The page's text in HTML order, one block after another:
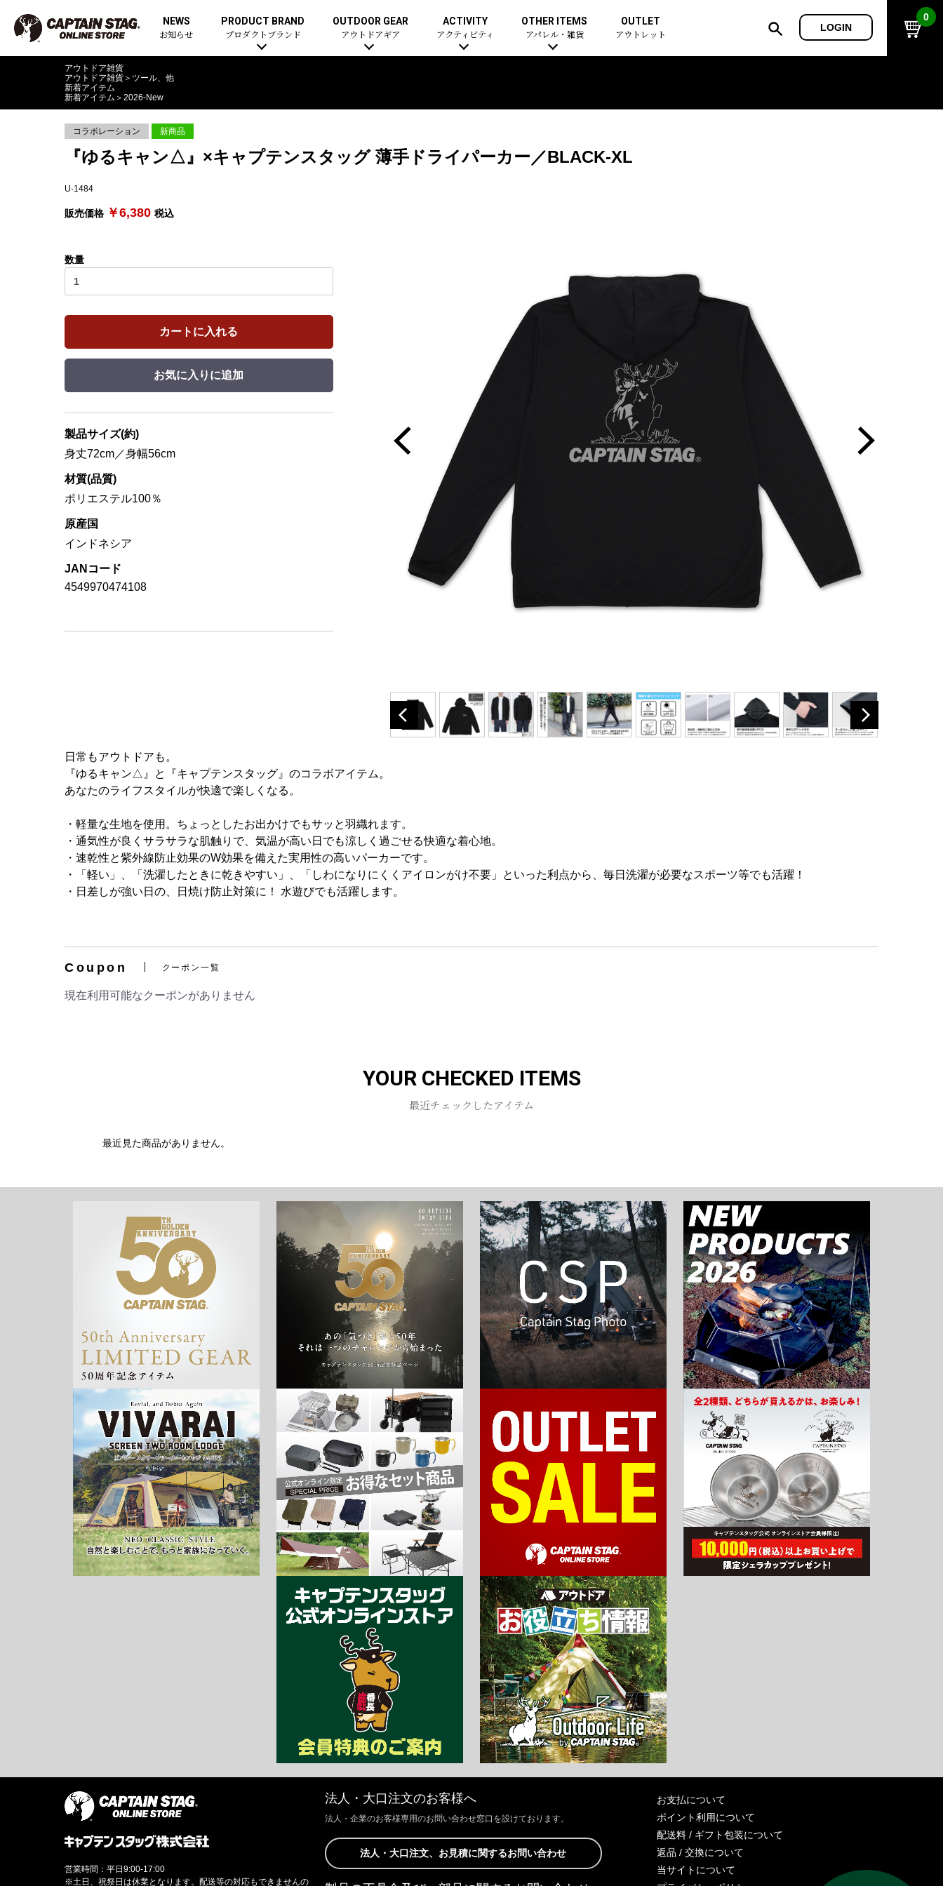
NEWS
お知らせ
PRODUCT BRAND
プロダクトブランド
OUTDOOR GEAR
アウトドアギア
ACTIVITY
アクティビティ
OTHER ITEMS
アパレル・雑貨
OUTLET
アウトレット
LOGIN
0
アウトドア雑貨
アウトドア雑貨 ＞ ツール、他
新着アイテム
新着アイテム ＞ 2026-New
コラボレーション 新商品
『ゆるキャン△』×キャプテンスタッグ 薄手ドライパーカー／BLACK-XL
U-1484
販売価格 ￥6,380 税込
数量
カートに入れる
お気に入りに追加
製品サイズ(約)
身丈72cm／身幅56cm
材質(品質)
ポリエステル100％
原産国
インドネシア
JANコード
4549970474108
日常もアウトドアも。
『ゆるキャン△』と『キャプテンスタッグ』のコラボアイテム。
あなたのライフスタイルが快適で楽しくなる。
・軽量な生地を使用。ちょっとしたお出かけでもサッと羽織れます。
・通気性が良くサラサラな肌触りで、気温が高い日でも涼しく過ごせる快適な着心地。
・速乾性と紫外線防止効果のW効果を備えた実用性の高いパーカーです。
・「軽い」、「洗濯したときに乾きやすい」、「しわになりにくくアイロンがけ不要」といった利点から、毎日洗濯が必要なスポーツ等でも活躍！
・日差しが強い日の、日焼け防止対策に！ 水遊びでも活躍します。
Coupon クーポン一覧
現在利用可能なクーポンがありません
YOUR CHECKED ITEMS
最近チェックしたアイテム
最近見た商品がありません。
法人・大口注文のお客様へ
法人・企業のお客様専用のお問い合わせ窓口を設けております。
法人・大口注文、お見積に関するお問い合わせ
お支払について
ポイント利用について
配送料 / ギフト包装について
返品 / 交換について
当サイトについて
営業時間：平日9:00-17:00
※土日、祝祭日は休業となります。配送等の対応もできませんの